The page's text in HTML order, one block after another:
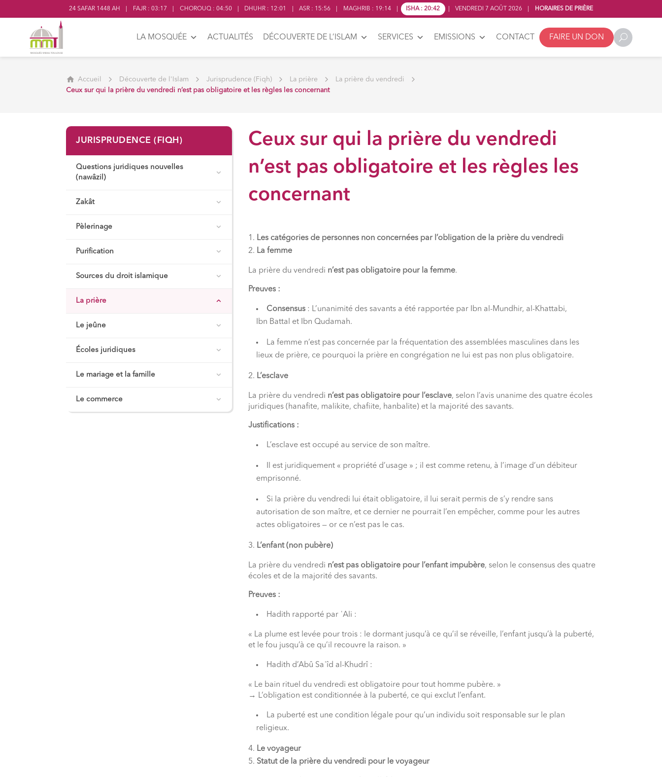
24 SAFAR 1448 AH FAJR : 03:17 CHOROUQ : 04:50 DHUHR : 12:01 ASR : 15:56 MAGHRIB : 19:14 ISHA : 20:42 VENDREDI 7 AOÛT 2026 HORAIRES DE PRIÈRE
LA MOSQUÉE ACTUALITÉS DÉCOUVERTE DE L’ISLAM SERVICES EMISSIONS CONTACT FAIRE UN DON
Accueil Découverte de l'Islam Jurisprudence (Fiqh) La prière
La prière du vendredi
Ceux sur qui la prière du vendredi n’est pas obligatoire et les règles les concernant
JURISPRUDENCE (FIQH)
Questions juridiques nouvelles
(nawâzil)
Zakât
Pèlerinage
Purification
Sources du droit islamique
La prière
Le jeûne
Écoles juridiques
Le mariage et la famille
Le commerce
Ceux sur qui la prière du vendredi
n’est pas obligatoire et les règles les
concernant
Les catégories de personnes non concernées par l’obligation de la prière du vendredi
La femme
La prière du vendredi n’est pas obligatoire pour la femme.
Preuves :
Consensus: L’unanimité des savants a été rapportée par Ibn al-Mundhir, al-Khattabi,
Ibn Battal et Ibn Qudamah.
La femme n’est pas concernée par la fréquentation des assemblées masculines dans les
lieux de prière, ce pourquoi la prière en congrégation ne lui est pas non plus obligatoire.
L’esclave
La prière du vendredi n’est pas obligatoire pour l’esclave, selon l’avis unanime des quatre écoles
juridiques (hanafite, malikite, chafiite, hanbalite) et la majorité des savants.
Justifications :
L’esclave est occupé au service de son maître.
Il est juridiquement « propriété d’usage » ; il est comme retenu, à l’image d’un débiteur
emprisonné.
Si la prière du vendredi lui était obligatoire, il lui serait permis de s’y rendre sans
autorisation de son maître, et ce dernier ne pourrait l’en empêcher, comme pour les autres
actes obligatoires — or ce n’est pas le cas.
L’enfant (non pubère)
La prière du vendredi n’est pas obligatoire pour l’enfant impubère, selon le consensus des quatre
écoles et de la majorité des savants.
Preuves :
Hadith rapporté par ʿAli :
« La plume est levée pour trois : le dormant jusqu’à ce qu’il se réveille, l’enfant jusqu’à la puberté,
et le fou jusqu’à ce qu’il recouvre la raison. »
Hadith d’Abû Saʿîd al-Khudrî :
« Le bain rituel du vendredi est obligatoire pour tout homme pubère. »
→ L’obligation est conditionnée à la puberté, ce qui exclut l’enfant.
La puberté est une condition légale pour qu’un individu soit responsable sur le plan
religieux.
Le voyageur
Statut de la prière du vendredi pour le voyageur